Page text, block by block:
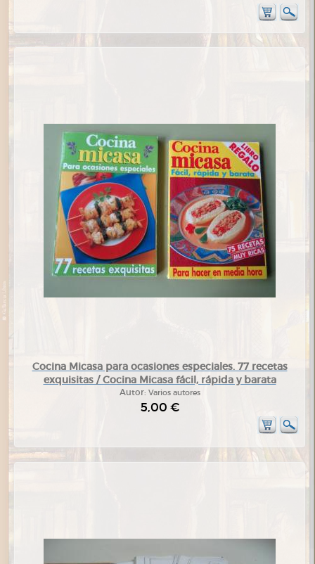
Cocina Micasa para ocasiones especiales. 77 recetas
exquisitas / Cocina Micasa fácil, rápida y barata
Autor: Varios autores
5,00 €